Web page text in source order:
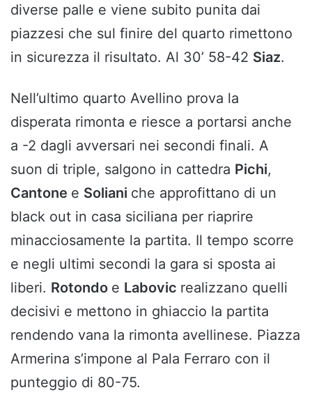
diverse palle e viene subito punita dai
piazzesi che sul finire del quarto rimettono
in sicurezza il risultato. Al 30’ 58-42 Siaz.
Nell’ultimo quarto Avellino prova la
disperata rimonta e riesce a portarsi anche
a -2 dagli avversari nei secondi finali. A
suon di triple, salgono in cattedra Pichi,
Cantone e Soliani che approfittano di un
black out in casa siciliana per riaprire
minacciosamente la partita. Il tempo scorre
e negli ultimi secondi la gara si sposta ai
liberi. Rotondo e Labovic realizzano quelli
decisivi e mettono in ghiaccio la partita
rendendo vana la rimonta avellinese. Piazza
Armerina s’impone al Pala Ferraro con il
punteggio di 80-75.